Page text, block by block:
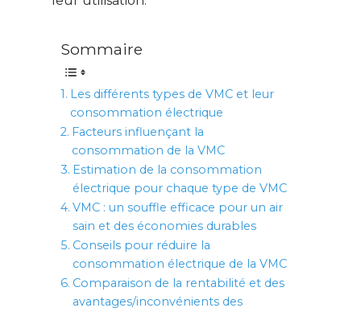
Sommaire
Les différents types de VMC et leur
consommation électrique
Facteurs influençant la
consommation de la VMC
Estimation de la consommation
électrique pour chaque type de VMC
VMC : un souffle efficace pour un air
sain et des économies durables
Conseils pour réduire la
consommation électrique de la VMC
Comparaison de la rentabilité et des
avantages/inconvénients des